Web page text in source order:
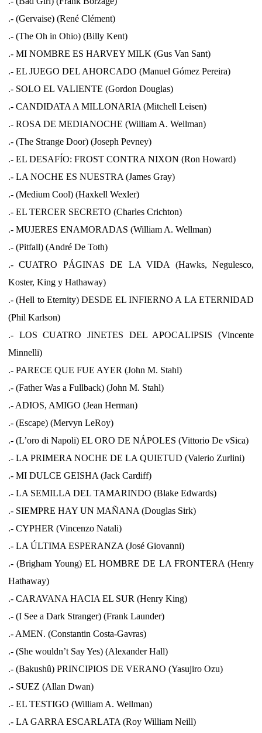
.- (Gervaise) (René Clément)
.- (The Oh in Ohio) (Billy Kent)
.- MI NOMBRE ES HARVEY MILK (Gus Van Sant)
.- EL JUEGO DEL AHORCADO (Manuel Gómez Pereira)
.- SOLO EL VALIENTE (Gordon Douglas)
.- CANDIDATA A MILLONARIA (Mitchell Leisen)
.- ROSA DE MEDIANOCHE (William A. Wellman)
.- (The Strange Door) (Joseph Pevney)
.- EL DESAFÍO: FROST CONTRA NIXON (Ron Howard)
.- LA NOCHE ES NUESTRA (James Gray)
.- (Medium Cool) (Haxkell Wexler)
.- EL TERCER SECRETO (Charles Crichton)
.- MUJERES ENAMORADAS (William A. Wellman)
.- (Pitfall) (André De Toth)
.- CUATRO PÁGINAS DE LA VIDA (Hawks, Negulesco,
Koster, King y Hathaway)
.- (Hell to Eternity) DESDE EL INFIERNO A LA ETERNIDAD
(Phil Karlson)
.- LOS CUATRO JINETES DEL APOCALIPSIS (Vincente
Minnelli)
.- PARECE QUE FUE AYER (John M. Stahl)
.- (Father Was a Fullback) (John M. Stahl)
.- ADIOS, AMIGO (Jean Herman)
.- (Escape) (Mervyn LeRoy)
.- (L’oro di Napoli) EL ORO DE NÁPOLES (Vittorio De vSica)
.- LA PRIMERA NOCHE DE LA QUIETUD (Valerio Zurlini)
.- MI DULCE GEISHA (Jack Cardiff)
.- LA SEMILLA DEL TAMARINDO (Blake Edwards)
.- SIEMPRE HAY UN MAÑANA (Douglas Sirk)
.- CYPHER (Vincenzo Natali)
.- LA ÚLTIMA ESPERANZA (José Giovanni)
.- (Brigham Young) EL HOMBRE DE LA FRONTERA (Henry
Hathaway)
.- CARAVANA HACIA EL SUR (Henry King)
.- (I See a Dark Stranger) (Frank Launder)
.- AMEN. (Constantin Costa-Gavras)
.- (She wouldn’t Say Yes) (Alexander Hall)
.- (Bakushû) PRINCIPIOS DE VERANO (Yasujiro Ozu)
.- SUEZ (Allan Dwan)
.- EL TESTIGO (William A. Wellman)
.- LA GARRA ESCARLATA (Roy William Neill)